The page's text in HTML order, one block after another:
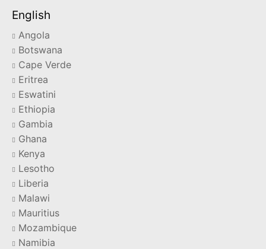
English
Angola
Botswana
Cape Verde
Eritrea
Eswatini
Ethiopia
Gambia
Ghana
Kenya
Lesotho
Liberia
Malawi
Mauritius
Mozambique
Namibia